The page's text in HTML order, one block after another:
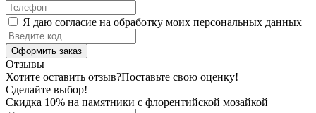
Я даю согласие на обработку моих персональных данных
Оформить заказ
Отзывы
Хотите оставить отзыв?Поставьте свою оценку!
Сделайте выбор!
Скидка 10% на памятники с флорентийской мозайкой